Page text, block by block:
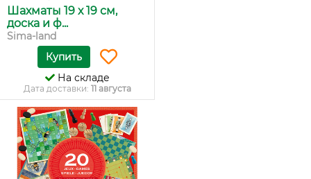
Шахматы 19 х 19 см,
доска и ф...
Sima-land
Купить
На складе
Дата доставки: 11 августа